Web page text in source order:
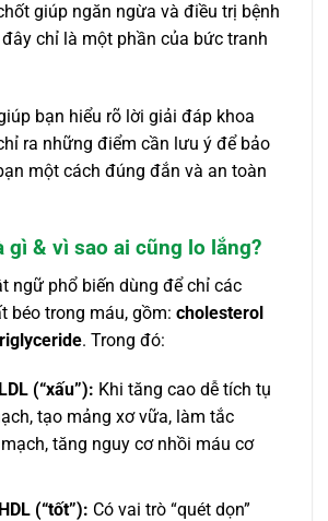
giúp ngăn ngừa và điều trị bệnh
chỉ là một phần của bức tranh
bạn hiểu rõ lời giải đáp khoa
ra những điểm cần lưu ý để bảo
một cách đúng đắn và an toàn
gì & vì sao ai cũng lo lắng?
ngữ phổ biến dùng để chỉ các
béo trong máu, gồm: cholesterol
. Trong đó:
(“xấu”): Khi tăng cao dễ tích tụ
tạo mảng xơ vữa, làm tắc
tăng nguy cơ nhồi máu cơ
(“tốt”): Có vai trò “quét dọn”